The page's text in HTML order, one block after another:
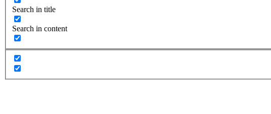
Search in title
Search in content